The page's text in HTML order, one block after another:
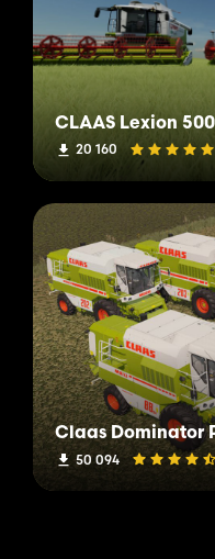
CLAAS Lexion
20 160
Claas Dominator
50 094